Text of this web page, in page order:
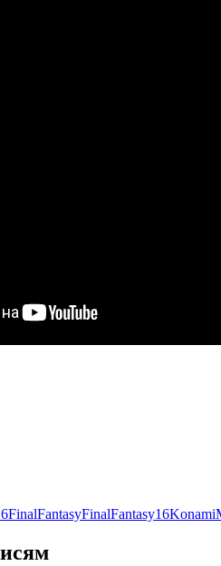
FinalFantasyFinalFantasy16Konami